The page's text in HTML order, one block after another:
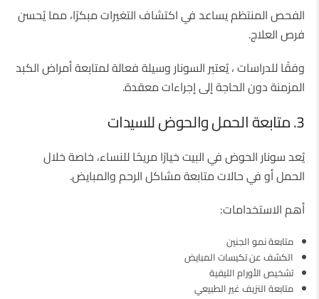
الفحص المنتظم يساعد في اكتشاف التغيرات مبكرًا، مما يُحسن
فرص العلاج.
وفقًا للدراسات ، يُعتبر السونار وسيلة فعالة لمتابعة أمراض الكبد
المزمنة دون الحاجة إلى إجراءات معقدة.
3. متابعة الحمل والحوض للسيدات
يُعد سونار الحوض في البيت خيارًا مريحًا للنساء، خاصة خلال
الحمل أو في حالات متابعة مشاكل الرحم والمبايض.
أهم الاستخدامات:
متابعة نمو الجنين
الكشف عن تكيسات المبايض
تشخيص الأورام الليفية
متابعة النزيف غير الطبيعي